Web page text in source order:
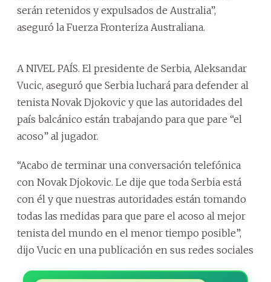
serán retenidos y expulsados de Australia”,
aseguró la Fuerza Fronteriza Australiana.
A NIVEL PAÍS. El presidente de Serbia, Aleksandar
Vucic, aseguró que Serbia luchará para defender al
tenista Novak Djokovic y que las autoridades del
país balcánico están trabajando para que pare “el
acoso” al jugador.
“Acabo de terminar una conversación telefónica
con Novak Djokovic. Le dije que toda Serbia está
con él y que nuestras autoridades están tomando
todas las medidas para que pare el acoso al mejor
tenista del mundo en el menor tiempo posible”,
dijo Vucic en una publicación en sus redes sociales